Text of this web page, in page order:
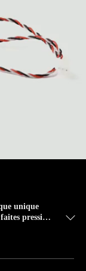
unique
pression